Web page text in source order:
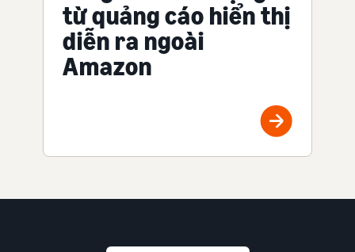
từ quảng cáo hiển thị
diễn ra ngoài
Amazon